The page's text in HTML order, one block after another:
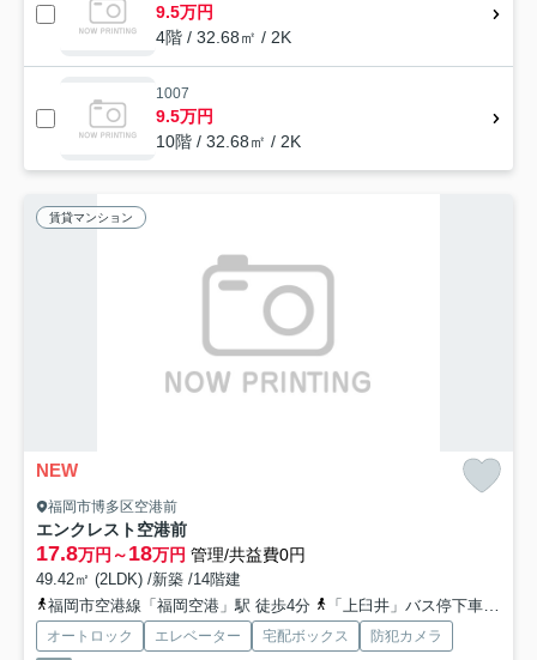
9.5万円
4階 / 32.68㎡ / 2K
1007
9.5万円
10階 / 32.68㎡ / 2K
賃貸マンション
NEW
福岡市博多区空港前
エンクレスト空港前
17.8万円～18万円 管理/共益費0円
49.42㎡ (2LDK) /新築 /14階建
福岡市空港線「福岡空港」駅 徒歩4分
「上臼井」バス停下車 徒歩2分
オートロック エレベーター 宅配ボックス
防犯カメラ